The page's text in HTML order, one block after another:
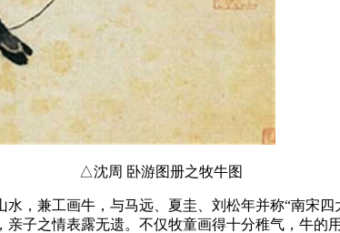
△沈周 卧游图册之牧牛图
，兼工画牛，与马远、夏圭、刘松年并称“南宋
子之情表露无遗。不仅牧童画得十分稚气，牛